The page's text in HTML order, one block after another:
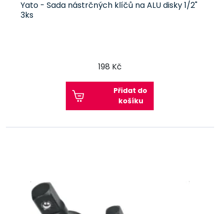
Yato - Sada nástrčných klíčů na ALU disky 1/2"
3ks
198 Kč
Přidat do
košíku